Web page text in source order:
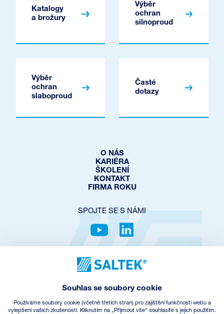
Katalogy
a brožury
Výběr
ochran
silnoproud
Výběr
ochran
slaboproud
Časté
dotazy
O NÁS
KARIÉRA
ŠKOLENÍ
KONTAKT
FIRMA ROKU
SPOJTE SE S NÁMI
OCHRANA SOUKROMÍ
COOKIES POLICY
OBCHODNÍ PODMÍNKY
Souhlas se soubory cookie
Používáme soubory cookie (včetně třetích stran) pro zajištění funkčnosti webu a
vylepšení vašich zkušeností. Kliknutím na „Přijmout vše“ souhlasíte s jejich použitím.